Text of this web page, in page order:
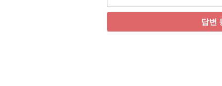
답변